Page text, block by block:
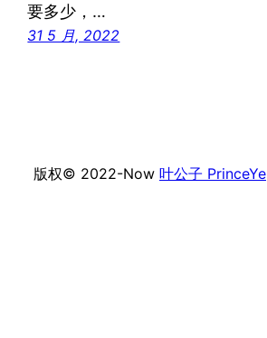
要多少，…
31 5 月, 2022
版权© 2022-Now 叶公子 PrinceYe